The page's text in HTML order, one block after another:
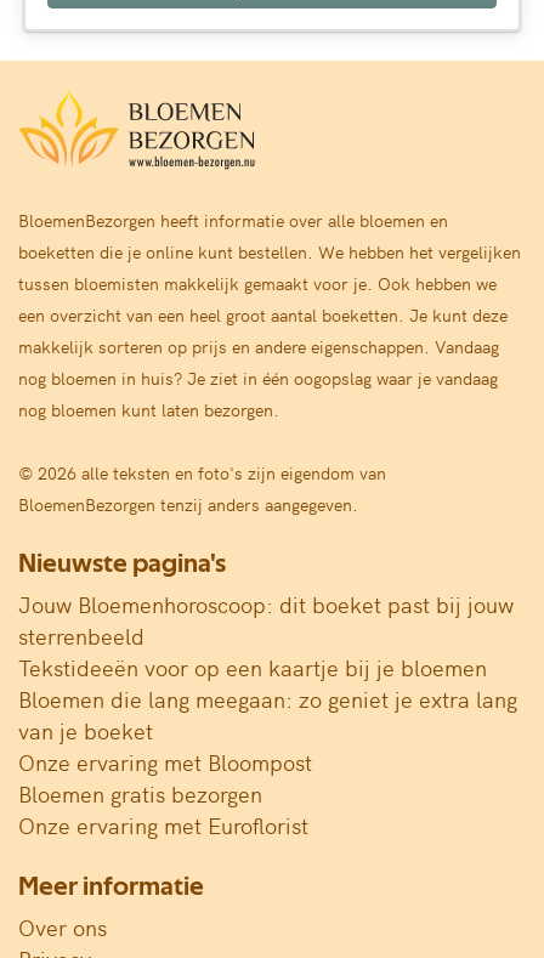
BloemenBezorgen heeft informatie over alle bloemen en
boeketten die je online kunt bestellen. We hebben het vergelijken
tussen bloemisten makkelijk gemaakt voor je. Ook hebben we
een overzicht van een heel groot aantal boeketten. Je kunt deze
makkelijk sorteren op prijs en andere eigenschappen. Vandaag
nog bloemen in huis? Je ziet in één oogopslag waar je vandaag
nog bloemen kunt laten bezorgen.
© 2026 alle teksten en foto's zijn eigendom van
BloemenBezorgen tenzij anders aangegeven.
Nieuwste pagina's
Jouw Bloemenhoroscoop: dit boeket past bij jouw
sterrenbeeld
Tekstideeën voor op een kaartje bij je bloemen
Bloemen die lang meegaan: zo geniet je extra lang
van je boeket
Onze ervaring met Bloompost
Bloemen gratis bezorgen
Onze ervaring met Euroflorist
Meer informatie
Over ons